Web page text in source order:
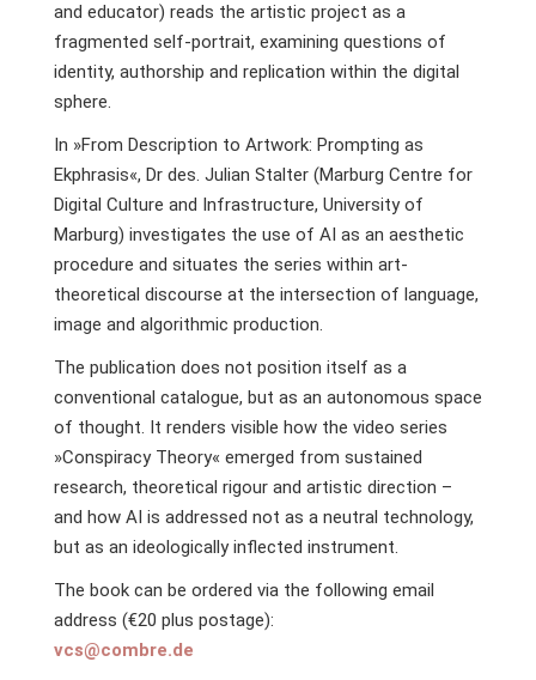
and educator) reads the artistic project as a
fragmented self-portrait, examining questions of
identity, authorship and replication within the digital
sphere.
In »From Description to Artwork: Prompting as
Ekphrasis«, Dr des. Julian Stalter (Marburg Centre for
Digital Culture and Infrastructure, University of
Marburg) investigates the use of AI as an aesthetic
procedure and situates the series within art-
theoretical discourse at the intersection of language,
image and algorithmic production.
The publication does not position itself as a
conventional catalogue, but as an autonomous space
of thought. It renders visible how the video series
»Conspiracy Theory« emerged from sustained
research, theoretical rigour and artistic direction –
and how AI is addressed not as a neutral technology,
but as an ideologically inflected instrument.
The book can be ordered via the following email
address (€20 plus postage):
vcs@combre.de